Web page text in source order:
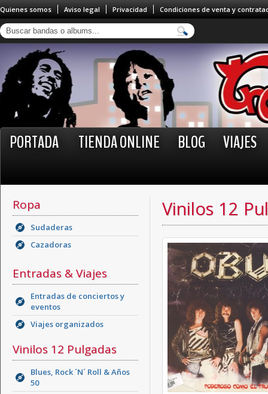
Quienes somos Aviso legal Privacidad Condiciones de venta y
PORTADA TIENDA ONLINE BLOG VIAJES
Ropa
Sudaderas
Cazadoras
Entradas & Viajes
Entradas de conciertos y
eventos
Viajes organizados
Vinilos 12 Pulgadas
Blues, Rock ´N´ Roll & Años
50
Vinilos 12